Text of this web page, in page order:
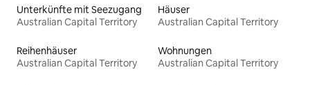
Unterkünfte mit Seezugang
Australian Capital Territory
Häuser
Australian Capital Territory
Reihenhäuser
Australian Capital Territory
Wohnungen
Australian Capital Territory